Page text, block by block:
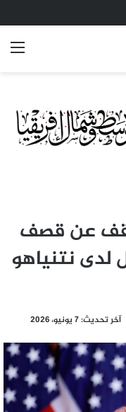
لنعيش بلا خوف
عن قصف
لدى نتنياهو
آخر تحديث: 7 يونيو، 2026